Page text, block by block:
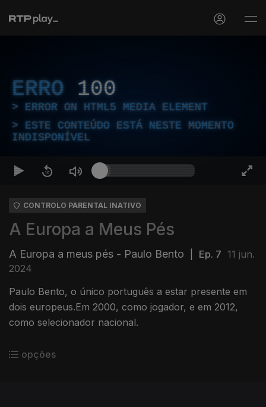
ERRO 100
ERROR ON HTML5 MEDIA ELEMENT
ESTE CONTEÚDO ESTÁ NESTE MOMENTO
INDISPONÍVEL
CONTROLO PARENTAL INATIVO
A Europa a Meus Pés
A Europa a meus pés - Paulo Bento Ep. 7 11 jun.
2024
Paulo Bento, o único português a estar presente em
dois europeus.Em 2000, como jogador, e em 2012,
como selecionador nacional.
opções